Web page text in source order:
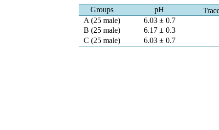
Groups pH
A (25 male)
6.03 ± 0.7
B (25 male)
6.17 ± 0.3
C (25 male)
6.03 ± 0.7